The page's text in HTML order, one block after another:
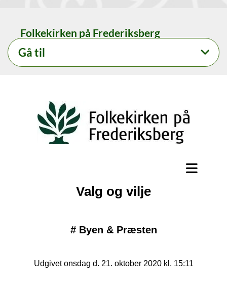
Folkekirken på Frederiksberg
Gå til
Valg og vilje
# Byen & Præsten
Udgivet onsdag d. 21. oktober 2020 kl. 15:11